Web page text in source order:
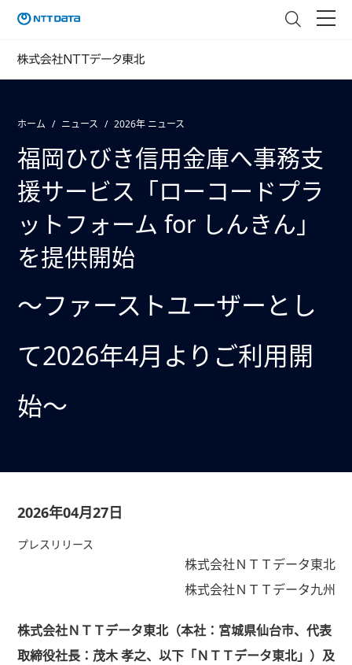
ホーム ニュース 2026年 ニュース
福岡ひびき信用金庫へ事務支
援サービス「ローコードプラ
ットフォーム for しんきん」
を提供開始
～ファーストユーザーとし
て2026年4月よりご利用開
始～
2026年04月27日
プレスリリース
株式会社ＮＴＴデータ東北
株式会社ＮＴＴデータ九州
株式会社ＮＴＴデータ東北（本社：宮城県仙台市、代表
取締役社長：茂木 孝之、以下「ＮＴＴデータ東北」）及